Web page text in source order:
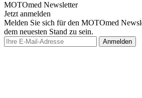
MOTOmed Newsletter
Jetzt anmelden
Melden Sie sich für den MOTOmed
dem neuesten Stand zu sein.
Anmelden